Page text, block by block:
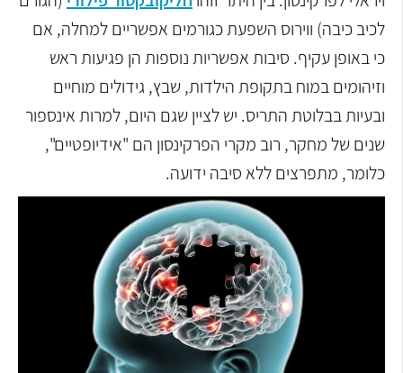
לכיב כיבה) ווירוס השפעת כגורמים אפשריים למחלה, אם
כי באופן עקיף. סיבות אפשריות נוספות הן פגיעות ראש
וזיהומים במוח בתקופת הילדות, שבץ, גידולים מוחיים
ובעיות בבלוטת התריס. יש לציין שגם היום, למרות אינספור
שנים של מחקר, רוב מקרי הפרקינסון הם "אידיופטיים",
כלומר, מתפרצים ללא סיבה ידועה.